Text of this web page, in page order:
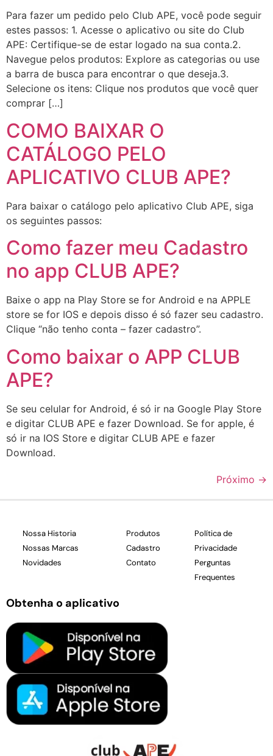
Para fazer um pedido pelo Club APE, você pode seguir
estes passos: 1. Acesse o aplicativo ou site do Club
APE: Certifique-se de estar logado na sua conta.2.
Navegue pelos produtos: Explore as categorias ou use
a barra de busca para encontrar o que deseja.3.
Selecione os itens: Clique nos produtos que você quer
comprar […]
COMO BAIXAR O
CATÁLOGO PELO
APLICATIVO CLUB APE?
Para baixar o catálogo pelo aplicativo Club APE, siga
os seguintes passos:
Como fazer meu Cadastro
no app CLUB APE?
Baixe o app na Play Store se for Android e na APPLE
store se for IOS e depois disso é só fazer seu cadastro.
Clique “não tenho conta – fazer cadastro”.
Como baixar o APP CLUB
APE?
Se seu celular for Android, é só ir na Google Play Store
e digitar CLUB APE e fazer Download. Se for apple, é
só ir na IOS Store e digitar CLUB APE e fazer
Download.
Próximo →
Nossa Historia
Nossas Marcas
Novidades
Produtos
Cadastro
Contato
Política de
Privacidade
Perguntas
Frequentes
Obtenha o aplicativo